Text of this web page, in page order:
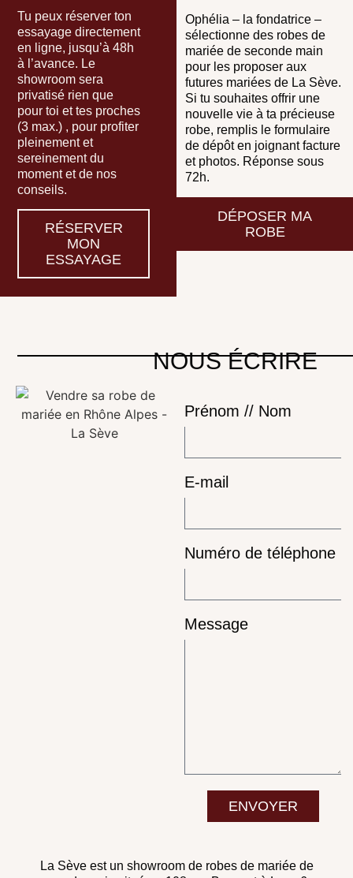
Tu peux réserver ton
essayage directement
en ligne, jusqu’à 48h
à l’avance. Le
showroom sera
privatisé rien que
pour toi et tes proches
(3 max.) , pour profiter
pleinement et
sereinement du
moment et de nos
conseils.
RÉSERVER
MON
ESSAYAGE
Ophélia – la fondatrice –
sélectionne des robes de
mariée de seconde main
pour les proposer aux
futures mariées de La Sève.
Si tu souhaites offrir une
nouvelle vie à ta précieuse
robe, remplis le formulaire
de dépôt en joignant facture
et photos. Réponse sous
72h.
DÉPOSER MA
ROBE
NOUS ÉCRIRE
Prénom // Nom
E-mail
Numéro de téléphone
Message
ENVOYER
La Sève est un showroom de robes de mariée de